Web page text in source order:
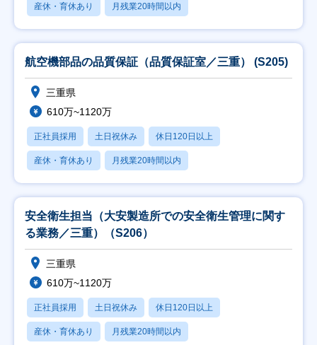
産休・育休あり 月残業20時間以内
航空機部品の品質保証（品質保証室／三重） (S205)
三重県
610万~1120万
正社員採用 土日祝休み 休日120日以上
産休・育休あり 月残業20時間以内
安全衛生担当（大安製造所での安全衛生管理に関す
る業務／三重）（S206）
三重県
610万~1120万
正社員採用 土日祝休み 休日120日以上
産休・育休あり 月残業20時間以内